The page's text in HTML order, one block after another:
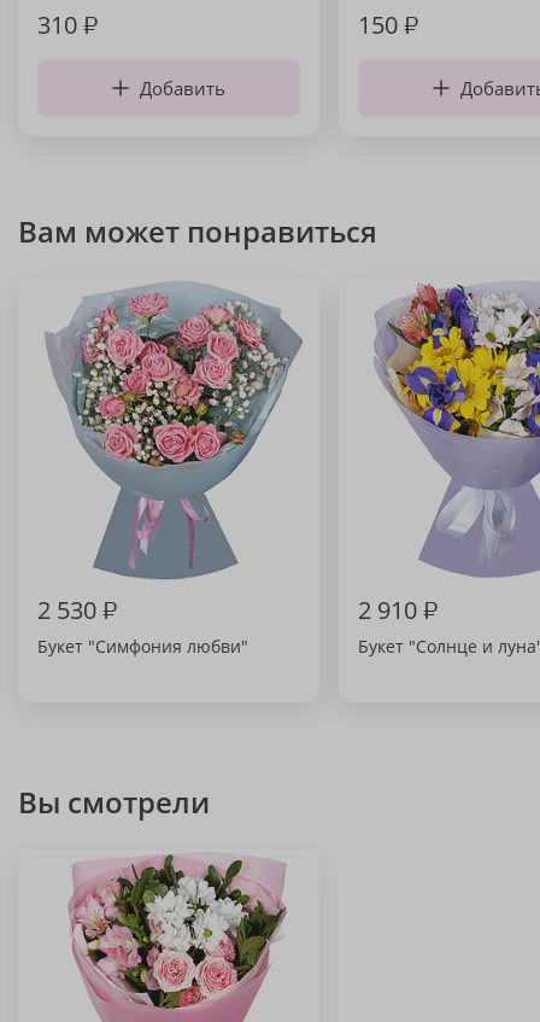
310₽
Добавить
150₽
Вам может понравиться
2 530₽
Букет "Симфония любви"
2 910₽
Букет "Солнце и
Вы смотрели